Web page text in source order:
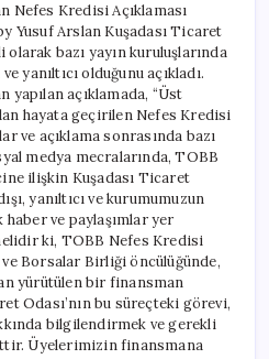
Nefes Kredisi Açıklaması
Yusuf Arslan Kuşadası Ticaret
bazı yayın kuruluşlarında
yanıltıcı olduğunu açıkladı.
yapılan açıklamada, “Üst
hayata geçirilen Nefes Kredisi
ve açıklama sonrasında bazı
medya mecralarında, TOBB
ilişkin Kuşadası Ticaret
yanıltıcı ve kurumumuzun
ve paylaşımlar yer
ki, TOBB Nefes Kredisi
Borsalar Birliği öncülüğünde,
yürütülen bir finansman
Odası’nın bu süreçteki görevi,
bilgilendirmek ve gerekli
Üyelerimizin finansmana